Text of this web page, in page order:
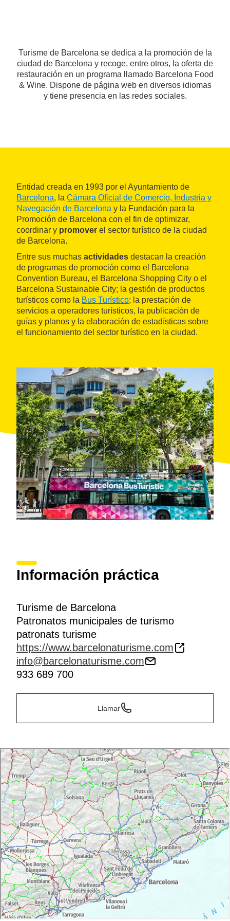
Turisme de Barcelona se dedica a la promoción de la
ciudad de Barcelona y recoge, entre otros, la oferta de
restauración en un programa llamado Barcelona Food
& Wine. Dispone de página web en diversos idiomas
y tiene presencia en las redes sociales.
Entidad creada en 1993 por el Ayuntamiento de
Barcelona, la Cámara Oficial de Comercio, Industria y
Navegación de Barcelona y la Fundación para la
Promoción de Barcelona con el fin de optimizar,
coordinar y promover el sector turístico de la ciudad
de Barcelona.
Entre sus muchas actividades destacan la creación
de programas de promoción como el Barcelona
Convention Bureau, el Barcelona Shopping City o el
Barcelona Sustainable City; la gestión de productos
turísticos como la Bus Turístico; la prestación de
servicios a operadores turísticos, la publicación de
guías y planos y la elaboración de estadísticas sobre
el funcionamiento del sector turístico en la ciudad.
Información práctica
Turisme de Barcelona
Patronatos municipales de turismo
patronats turisme
https://www.barcelonaturisme.com
info@barcelonaturisme.com
933 689 700
Llamar